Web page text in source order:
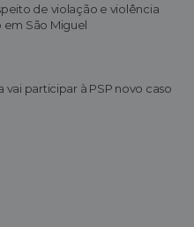
de violação e violência
São Miguel
vai participar à PSP novo caso